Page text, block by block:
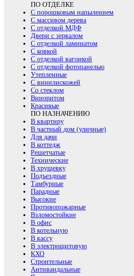
ПО ОТДЕЛКЕ
С порошковым напылением
С массивом дерева
С отделкой МДФ
Двери с зеркалом
С отделкой ламинатом
С ковкой
С отделкой вагонкой
С отделкой фотопанелью
Утепленные
С винилискожей
Со стеклом
Виноритом
Красивые
ПО НАЗНАЧЕНИЮ
В квартиру
В частный дом (уличные)
Для дачи
В коттедж
Решетчатые
Технические
В хрущевку
Подъездные
Тамбурные
Парадные
Высокие
Противопожарные
Взломостойкие
В офис
В котельную
В кассу
В электрощитовую
КХО
Строительные
Антивандальные